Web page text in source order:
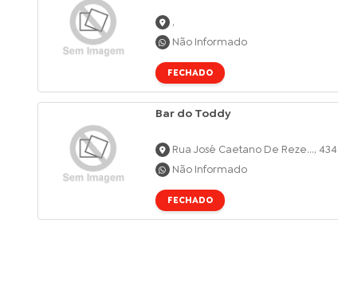
,
Não Informado
FECHADO
Bar do Toddy
Rua José Caetano De Reze..., 434
Não Informado
FECHADO